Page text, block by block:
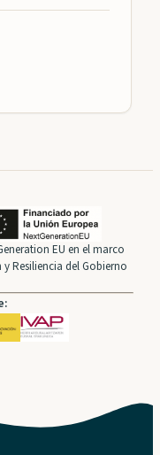
EU en el marco
Resiliencia del Gobierno